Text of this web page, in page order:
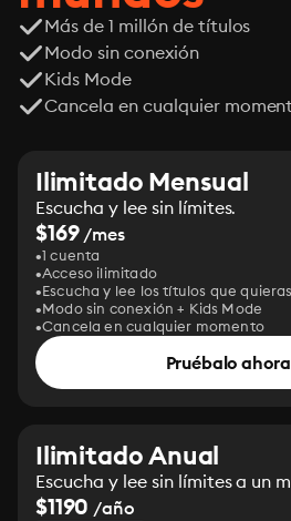
Más de 1 millón de títulos
Modo sin conexión
Kids Mode
Cancela en cualquier
Ilimitado Mensual
Escucha y lee sin límites.
$169/mes
1 cuenta
Acceso ilimitado
Escucha y lee los títulos que quieras
Modo sin conexión + Kids Mode
Cancela en cualquier momento
Pruébalo ahora
Ilimitado Anual
Escucha y lee sin límites a un
$1190 /año